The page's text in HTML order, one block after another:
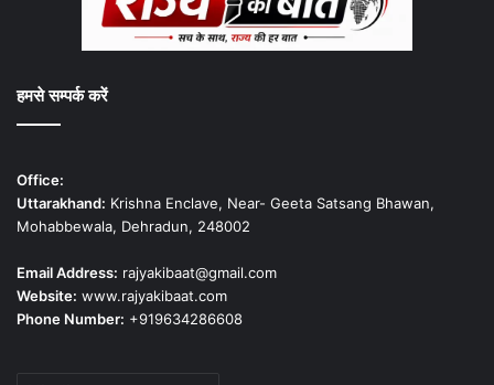
हमसे सम्पर्क करें
Office:
Uttarakhand: Krishna Enclave, Near- Geeta Satsang Bhawan,
Mohabbewala, Dehradun, 248002
Email Address: rajyakibaat@gmail.com
Website: www.rajyakibaat.com
Phone Number: +919634286608